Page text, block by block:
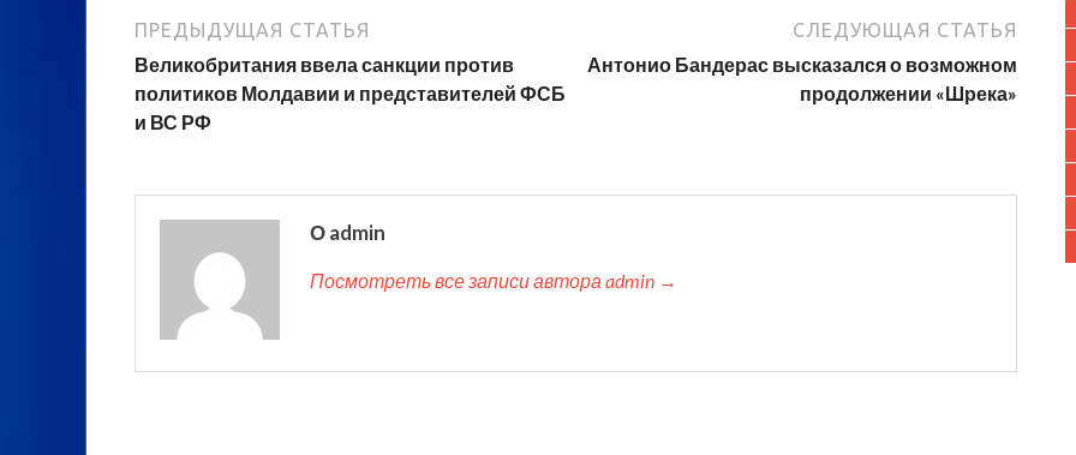
ПРЕДЫДУЩАЯ СТАТЬЯ
Великобритания ввела санкции против
политиков Молдавии и представителей ФСБ
и ВС РФ
СЛЕДУЮЩАЯ СТАТЬЯ
Антонио Бандерас высказался о возможном
продолжении «Шрека»
О admin
Посмотреть все записи автора admin →